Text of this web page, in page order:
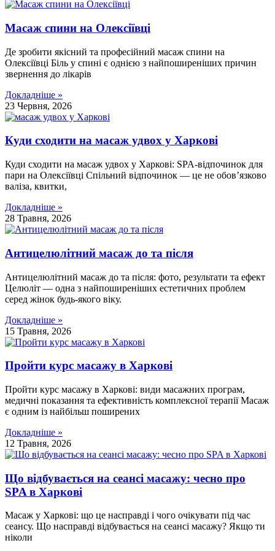
Масаж спини на Олексіївці
Де зробити якісний та професійний масаж спини на
Олексіївці Біль у спині є однією з найпоширеніших причин
звернення до лікарів
Докладніше »
23 Червня, 2026
Куди сходити на масаж удвох у Харкові
Куди сходити на масаж удвох у Харкові: SPA-відпочинок для
пари на Олексіївці Спільний відпочинок — це не обов’язково
валіза, квитки,
Докладніше »
28 Травня, 2026
Антицелюлітний масаж до та після
Антицелюлітний масаж до та після: фото, результати та ефект
Целюліт — одна з найпоширеніших естетичних проблем
серед жінок будь-якого віку.
Докладніше »
15 Травня, 2026
Пройти курс масажу в Харкові
Пройти курс масажу в Харкові: види масажних програм,
медичні показання та ефективність комплексної терапії Масаж
є одним із найбільш поширених
Докладніше »
12 Травня, 2026
Що відбувається на сеансі масажу: чесно про
SPA в Харкові
Масаж у Харкові: що це насправді і чого очікувати під час
сеансу. Що насправді відбувається на сеансі масажу? Якщо ти
ніколи